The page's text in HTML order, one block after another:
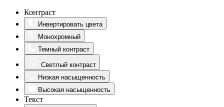
Контраст
Инвертировать цвета
Монохромный
Темный контраст
Светлый контраст
Низкая насыщенность
Высокая насыщенность
Текст